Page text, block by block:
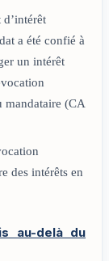
d’intérêt
a été confié à
un intérêt
mandataire (CA
des intérêts en
au-delà du